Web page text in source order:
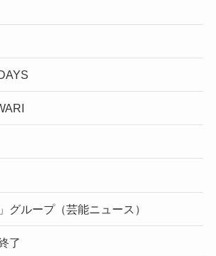
グループ（芸能ニュース）
了